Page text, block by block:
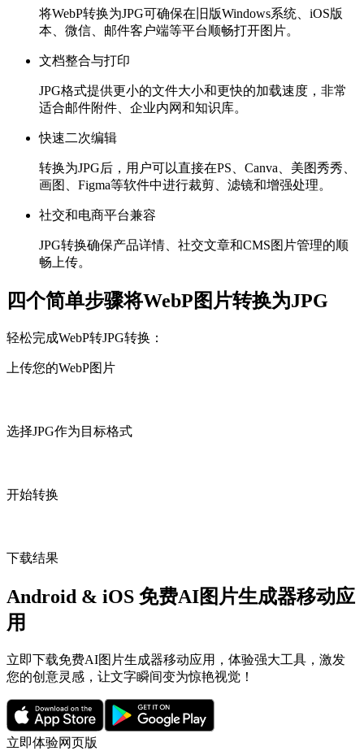
将WebP转换为JPG可确保在旧版Windows系统、iOS版
本、微信、邮件客户端等平台顺畅打开图片。
文档整合与打印
JPG格式提供更小的文件大小和更快的加载速度，非常
适合邮件附件、企业内网和知识库。
快速二次编辑
转换为JPG后，用户可以直接在PS、Canva、美图秀秀、
画图、Figma等软件中进行裁剪、滤镜和增强处理。
社交和电商平台兼容
JPG转换确保产品详情、社交文章和CMS图片管理的顺
畅上传。
四个简单步骤将WebP图片转换为JPG
轻松完成WebP转JPG转换：
上传您的WebP图片
选择JPG作为目标格式
开始转换
下载结果
Android & iOS 免费AI图片生成器移动应
用
立即下载免费AI图片生成器移动应用，体验强大工具，激发
您的创意灵感，让文字瞬间变为惊艳视觉！
立即体验网页版